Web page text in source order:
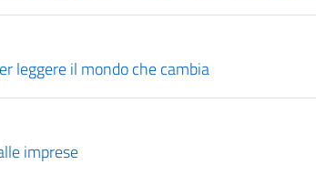
leggere il mondo che cambia
imprese